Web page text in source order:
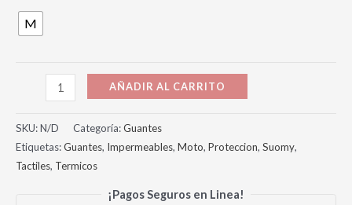
M
AÑADIR AL CARRITO
SKU:N/D Categoría:Guantes
Etiquetas:Guantes, Impermeables, Moto, Proteccion, Suomy,
Tactiles, Termicos
¡Pagos Seguros en Linea!